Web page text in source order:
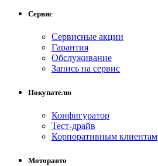
Сервис
Сервисные акции
Гарантия
Обслуживание
Запись на сервис
Покупателю
Конфигуратор
Тест-драйв
Корпоративным клиентам
Моторавто